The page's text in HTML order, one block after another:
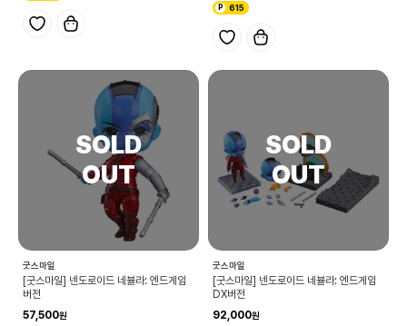
615
굿스마일
[굿스마일] 넨도로이드 네뷸라: 엔드게임
버전
57,500
굿스마일
[굿스마일] 넨도로이드 네뷸라: 엔드게임
DX버전
92,000